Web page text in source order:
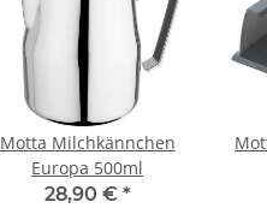
Motta Milchkännchen
Europa 500ml
28,90 € *